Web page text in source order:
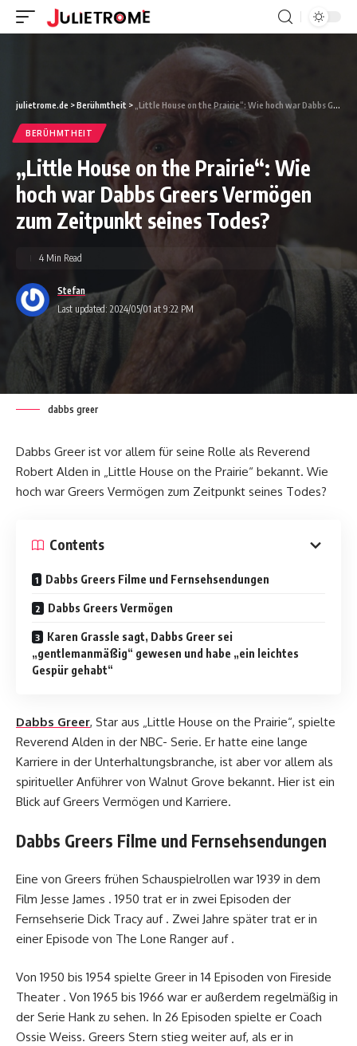
julietrome.de >Berühmtheit > „Little House on the Prairie“: Wie hoch war Dabbs Greers Vermögen zum Zeitpunkt seines Todes?
BERÜHMTHEIT
„Little House on the Prairie“: Wie
hoch war Dabbs Greers Vermögen
zum Zeitpunkt seines Todes?
Last updated: 2024/05/01 at 9:22 PM
Stefan
4 Min Read
dabbs greer
Dabbs Greer ist vor allem für seine Rolle als Reverend
Robert Alden in „Little House on the Prairie“ bekannt. Wie
hoch war Greers Vermögen zum Zeitpunkt seines Todes?
Contents
Dabbs Greers Filme und Fernsehsendungen
Dabbs Greers Vermögen
Karen Grassle sagt, Dabbs Greer sei
„gentlemanmäßig“ gewesen und habe „ein leichtes
Gespür gehabt“
Dabbs Greer, Star aus „Little House on the Prairie“, spielte
Reverend Alden in der NBC- Serie. Er hatte eine lange
Karriere in der Unterhaltungsbranche, ist aber vor allem als
spiritueller Anführer von Walnut Grove bekannt. Hier ist ein
Blick auf Greers Vermögen und Karriere.
Dabbs Greers Filme und Fernsehsendungen
Eine von Greers frühen Schauspielrollen war 1939 in dem
Film Jesse James . 1950 trat er in zwei Episoden der
Fernsehserie Dick Tracy auf . Zwei Jahre später trat er in
einer Episode von The Lone Ranger auf .
Von 1950 bis 1954 spielte Greer in 14 Episoden von Fireside
Theater . Von 1965 bis 1966 war er außerdem regelmäßig in
der Serie Hank zu sehen. In 26 Episoden spielte er Coach
Ossie Weiss. Greers Stern stieg weiter auf, als er in